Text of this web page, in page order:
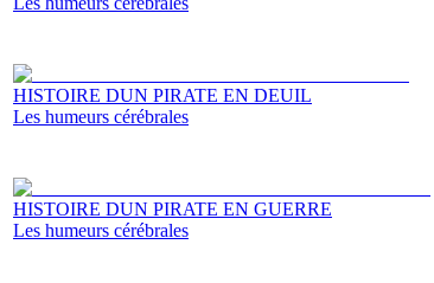
HISTOIRE DUN PIRATE EN DEUIL
Les humeurs cérébrales
HISTOIRE DUN PIRATE EN GUERRE
Les humeurs cérébrales